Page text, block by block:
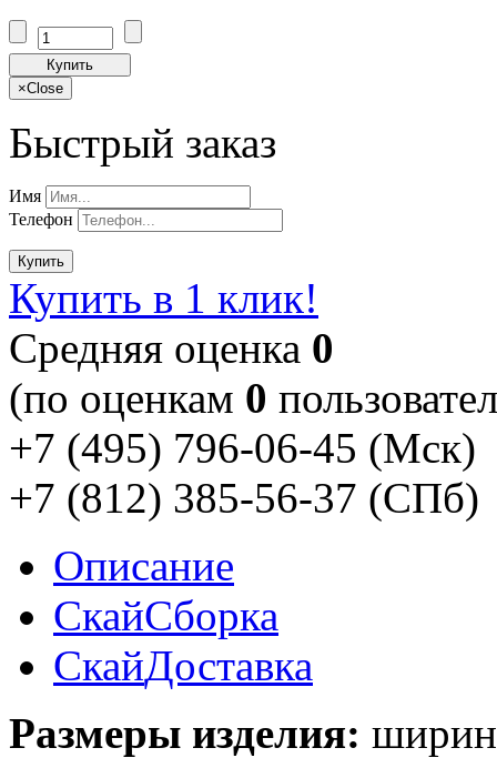
Купить
×Close
Быстрый заказ
Имя
Телефон
Купить
Купить в 1 клик!
Cредняя оценка 0
(по оценкам 0
+7 (495) 796-06-45 (Мск)
+7 (812) 385-56-37 (СПб)
Описание
СкайСборка
СкайДоставка
Размеры изделия: